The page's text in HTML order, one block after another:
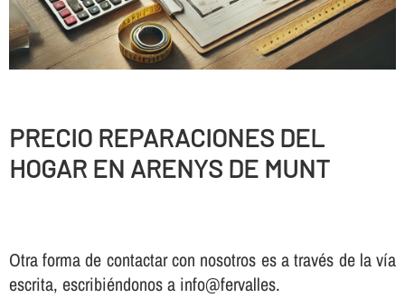
PRECIO REPARACIONES DEL
HOGAR EN ARENYS DE MUNT
Otra forma de contactar con nosotros es a través de la vía
escrita, escribiéndonos a info@fervalles.